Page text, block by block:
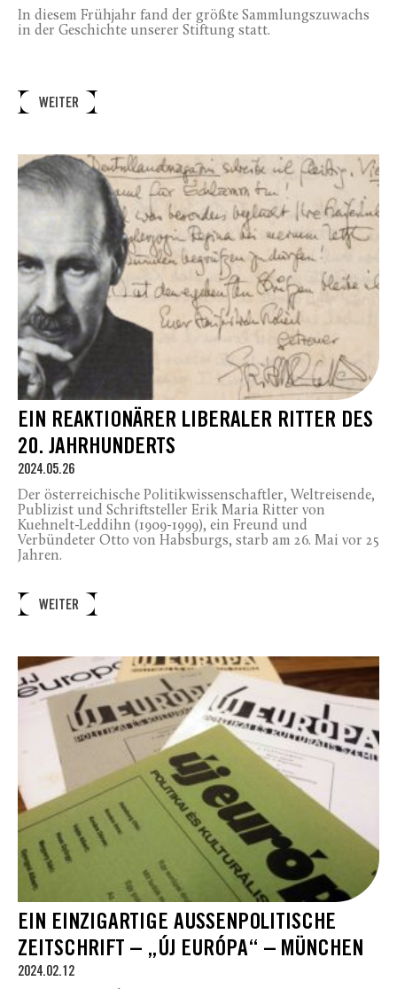
In diesem Frühjahr fand der größte Sammlungszuwachs
in der Geschichte unserer Stiftung statt.
WEITER
EIN REAKTIONÄRER LIBERALER RITTER DES
20. JAHRHUNDERTS
2024.05.26
Der österreichische Politikwissenschaftler, Weltreisende,
Publizist und Schriftsteller Erik Maria Ritter von
Kuehnelt-Leddihn (1909-1999), ein Freund und
Verbündeter Otto von Habsburgs, starb am 26. Mai vor 25
Jahren.
WEITER
EIN EINZIGARTIGE AUSSENPOLITISCHE Z
EITSCHRIFT – „ÚJ EURÓPA“ – MÜNCHEN
2024.02.12